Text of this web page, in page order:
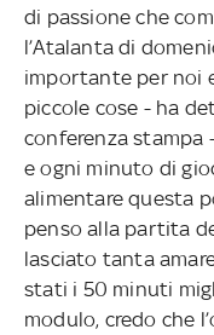
di passione che
l’Atalanta di
importante per noi
piccole cose - ha
conferenza stampa
e ogni minuto di
alimentare questa
penso alla partita
lasciato tanta
stati i 50 minuti
modulo, credo che